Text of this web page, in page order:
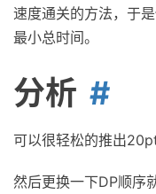
速度通关的⽅法，于
最⼩总时间。
分析
可以很轻松的推出
然后更换一下DP顺序